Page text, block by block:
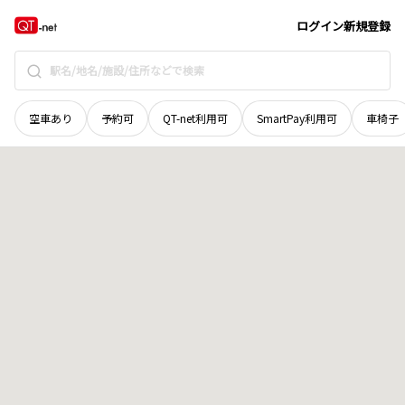
ログイン新規登録
空車あり 予約可 QT-net利用可 SmartPay利用可 車椅子
島根県